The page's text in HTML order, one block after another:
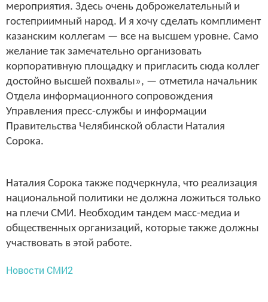
мероприятия. Здесь очень доброжелательный и
гостеприимный народ. И я хочу сделать комплимент
казанским коллегам — все на высшем уровне. Само
желание так замечательно организовать
корпоративную площадку и пригласить сюда коллег
достойно высшей похвалы», — отметила начальник
Отдела информационного сопровождения
Управления пресс-службы и информации
Правительства Челябинской области Наталия
Сорока.
Наталия Сорока также подчеркнула, что реализация
национальной политики не должна ложиться только
на плечи СМИ. Необходим тандем масс-медиа и
общественных организаций, которые также должны
участвовать в этой работе.
Новости СМИ2